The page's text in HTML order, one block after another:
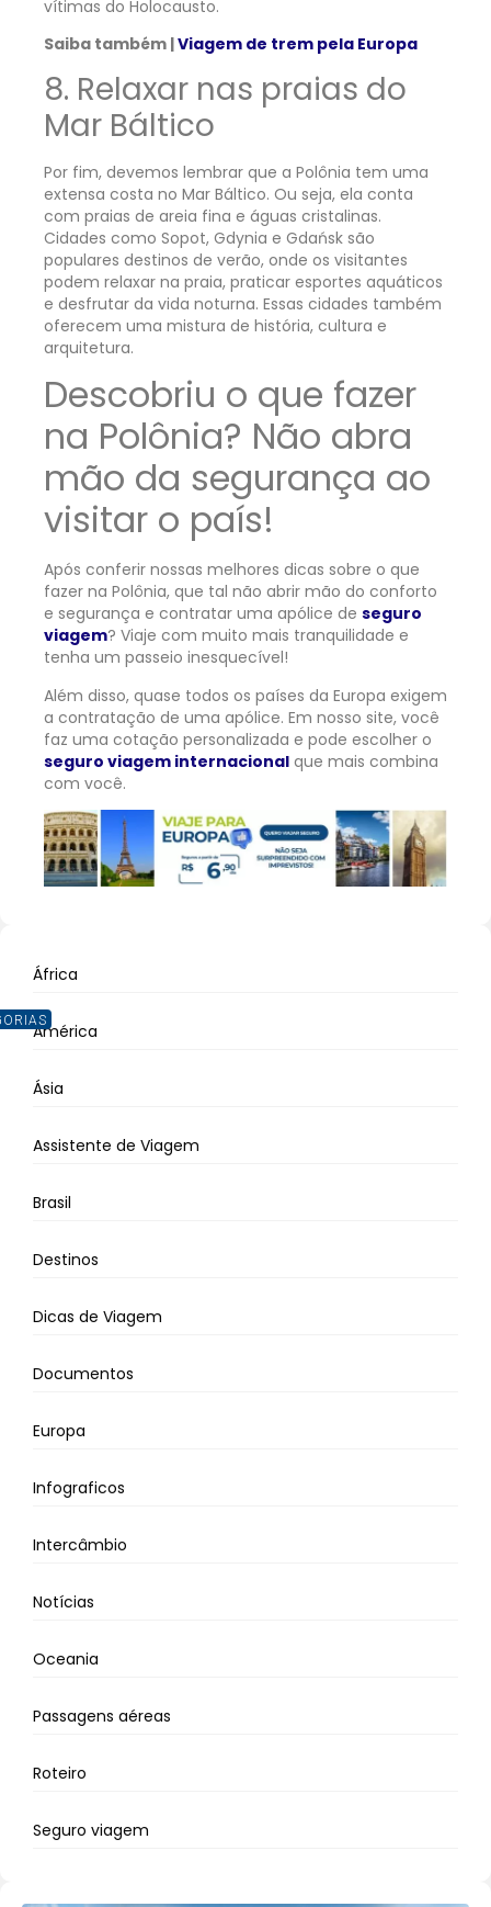
vítimas do Holocausto.
Saiba também |Viagem de trem pela Europa
8. Relaxar nas praias do
Mar Báltico
Por fim, devemos lembrar que a Polônia tem uma
extensa costa no Mar Báltico. Ou seja, ela conta
com praias de areia fina e águas cristalinas.
Cidades como Sopot, Gdynia e Gdańsk são
populares destinos de verão, onde os visitantes
podem relaxar na praia, praticar esportes aquáticos
e desfrutar da vida noturna. Essas cidades também
oferecem uma mistura de história, cultura e
arquitetura.
Descobriu o que fazer
na Polônia? Não abra
mão da segurança ao
visitar o país!
Após conferir nossas melhores dicas sobre o que
fazer na Polônia, que tal não abrir mão do conforto
e segurança e contratar uma apólice de seguro
viagem? Viaje com muito mais tranquilidade e
tenha um passeio inesquecível!
Além disso, quase todos os países da Europa exigem
a contratação de uma apólice. Em nosso site, você
faz uma cotação personalizada e pode escolher o
seguro viagem internacional que mais combina
com você.
África
América
Ásia
Assistente de Viagem
Brasil
Destinos
Dicas de Viagem
Documentos
Europa
Infograficos
Intercâmbio
Notícias
Oceania
Passagens aéreas
Roteiro
Seguro viagem